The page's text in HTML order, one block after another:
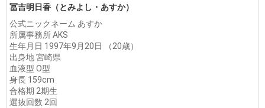
冨吉明日香（とみよし・あすか）
公式ニックネーム あすか
所属事務所 AKS
生年月日 1997年9月20日 （20歳）
出身地 宮崎県
血液型 O型
身長 159cm
合格期 2期生
選抜回数 2回